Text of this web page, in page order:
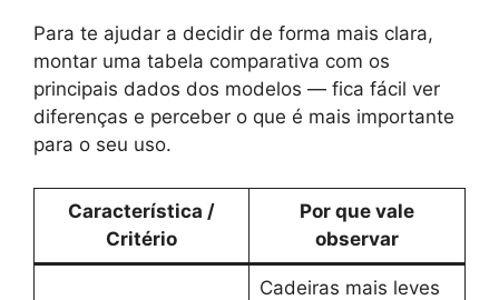
Para te ajudar a decidir de forma mais clara,
montar uma tabela comparativa com os
principais dados dos modelos — fica fácil ver
diferenças e perceber o que é mais importante
para o seu uso.
Característica /
Critério
Por que vale
observar
Cadeiras mais leves